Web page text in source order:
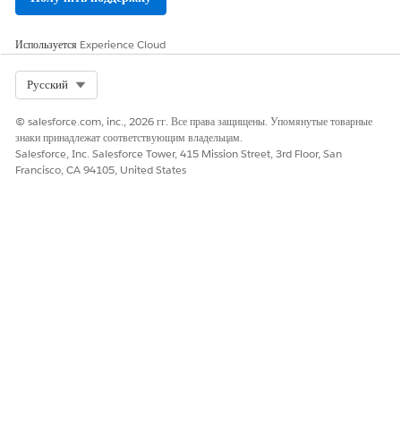
Используется Experience Cloud
Русский
© salesforce.com, inc., 2026 гг. Все права защищены. Упомянутые товарные
знаки принадлежат соответствующим владельцам.
Salesforce, Inc. Salesforce Tower, 415 Mission Street, 3rd Floor, San
Francisco, CA 94105, United States